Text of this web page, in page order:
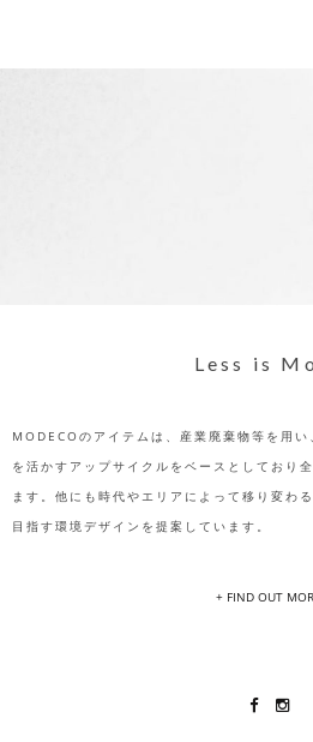
Less is
MODECOのアイテムは、産業廃棄物等を用
を活かすアップサイクルをベースとしており
ます。他にも時代やエリアによって移り変わ
目指す環境デザインを提案しています。
+ FIND OUT